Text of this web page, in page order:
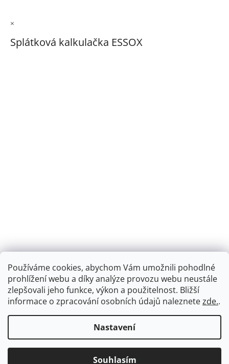
Používáme cookies, abychom Vám umožnili pohodlné
prohlížení webu a díky analýze provozu webu neustále
zlepšovali jeho funkce, výkon a použitelnost. Bližší
informace o zpracování osobních údajů naleznetezde..
Nastavení
Souhlasím
×
Splátková kalkulačka ESSOX